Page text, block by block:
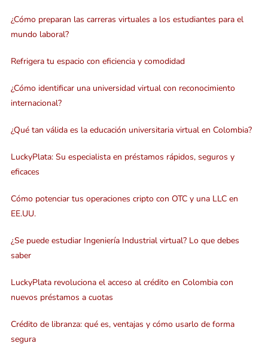
¿Cómo preparan las carreras virtuales a los estudiantes para el
mundo laboral?
Refrigera tu espacio con eficiencia y comodidad
¿Cómo identificar una universidad virtual con reconocimiento
internacional?
¿Qué tan válida es la educación universitaria virtual en Colombia?
LuckyPlata: Su especialista en préstamos rápidos, seguros y
eficaces
Cómo potenciar tus operaciones cripto con OTC y una LLC en
EE.UU.
¿Se puede estudiar Ingeniería Industrial virtual? Lo que debes
saber
LuckyPlata revoluciona el acceso al crédito en Colombia con
nuevos préstamos a cuotas
Crédito de libranza: qué es, ventajas y cómo usarlo de forma
segura